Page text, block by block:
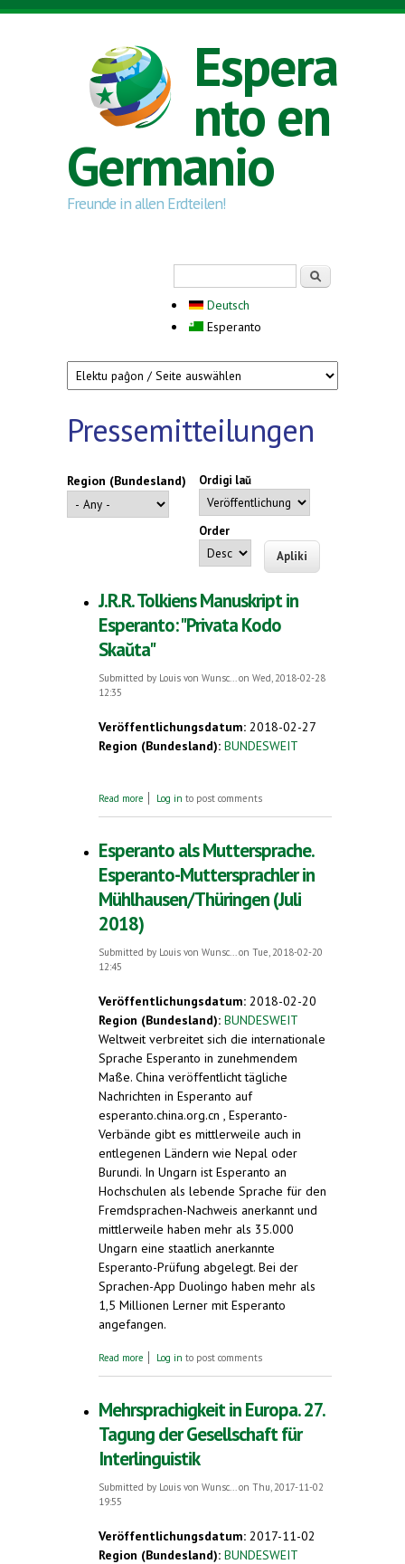
Skip to main content
Espera
nto en
Germanio
Freunde in allen Erdteilen!
Deutsch
Esperanto
Pressemitteilungen
Region (Bundesland) Ordigi laŭ
Order
J.R.R. Tolkiens Manuskript in
Esperanto: "Privata Kodo
Skaŭta"
Submitted by Louis von Wunsc...on Wed, 2018-02-28
12:35
Veröffentlichungsdatum: 2018-02-27
Region (Bundesland): BUNDESWEIT
Read more about J.R.R. Tolkiens Manuskript in
Log in to post comments
Esperanto als Muttersprache.
Esperanto-Muttersprachler in
Mühlhausen/Thüringen (Juli
2018)
Submitted by Louis von Wunsc...on Tue, 2018-02-20
12:45
Veröffentlichungsdatum: 2018-02-20
Region (Bundesland): BUNDESWEIT
Weltweit verbreitet sich die internationale
Sprache Esperanto in zunehmendem
Maße. China veröffentlicht tägliche
Nachrichten in Esperanto auf
esperanto.china.org.cn , Esperanto-
Verbände gibt es mittlerweile auch in
entlegenen Ländern wie Nepal oder
Burundi. In Ungarn ist Esperanto an
Hochschulen als lebende Sprache für den
Fremdsprachen-Nachweis anerkannt und
mittlerweile haben mehr als 35.000
Ungarn eine staatlich anerkannte
Esperanto-Prüfung abgelegt. Bei der
Sprachen-App Duolingo haben mehr als
1,5 Millionen Lerner mit Esperanto
angefangen.
Read more about Esperanto als Muttersprache.
Log in to post comments
Mehrsprachigkeit in Europa. 27.
Tagung der Gesellschaft für
Interlinguistik
Submitted by Louis von Wunsc...
on Thu, 2017-11-02
19:55
Veröffentlichungsdatum: 2017-11-02
Region (Bundesland): BUNDESWEIT